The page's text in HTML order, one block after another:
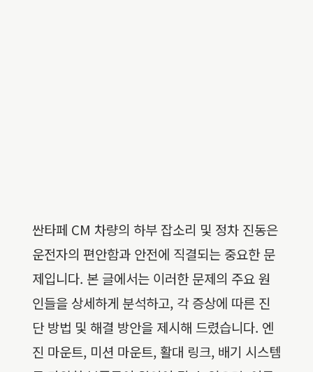
싼타페 CM 차량의 하부 잡소리 및 정차 진동은
운전자의 편안함과 안전에 직결되는 중요한 문
제입니다. 본 글에서는 이러한 문제의 주요 원
인들을 상세하게 분석하고, 각 증상에 따른 진
단 방법 및 해결 방안을 제시해 드렸습니다. 엔
진 마운트, 미션 마운트, 활대 링크, 배기 시스템